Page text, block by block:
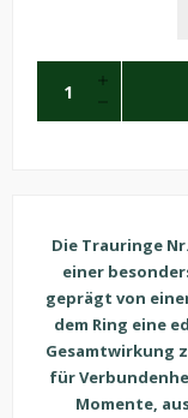
Die Trauringe
einer
geprägt von
dem Ring eine
Gesamtwirkung
für
Momente,